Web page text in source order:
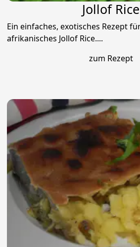
Jollof Rice
Ein einfaches, exotisches Rezept
afrikanisches Jollof Rice....
zum Rezept